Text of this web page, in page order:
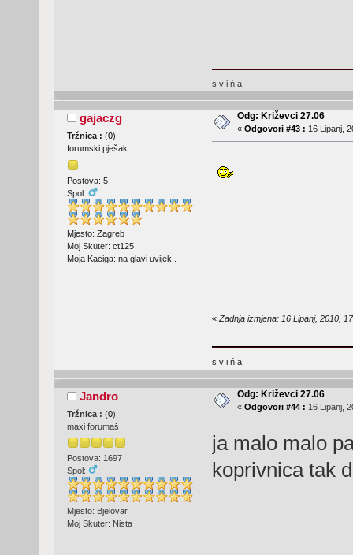
s v i ń a
gajaczg
Tržnica : (0)
forumski pješak
Postova: 5
Spol:
Mjesto: Zagreb
Moj Skuter: ct125
Moja Kaciga: na glavi uvijek..
Odg: Križevci 27.06
« Odgovori #43 : 16 Lipanj,
« Zadnja izmjena: 16 Lipanj, 2010,
s v i ń a
Jandro
Tržnica : (0)
maxi forumaš
Postova: 1697
Spol:
Mjesto: Bjelovar
Moj Skuter: Nista
Odg: Križevci 27.06
« Odgovori #44 : 16 Lipanj,
ja malo malo
koprivnica tak